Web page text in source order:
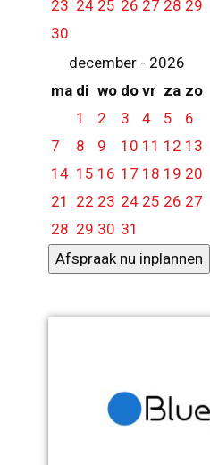
23 24 25 26 27 28 29
30
december - 2026
ma di wo do vr za zo
1
2 3 4 5
6
7
8 9 10 11 12 13
14 15 16 17 18 19 20
21
22 23 24 25 26 27
28 29 30 31
Afspraak nu inplannen